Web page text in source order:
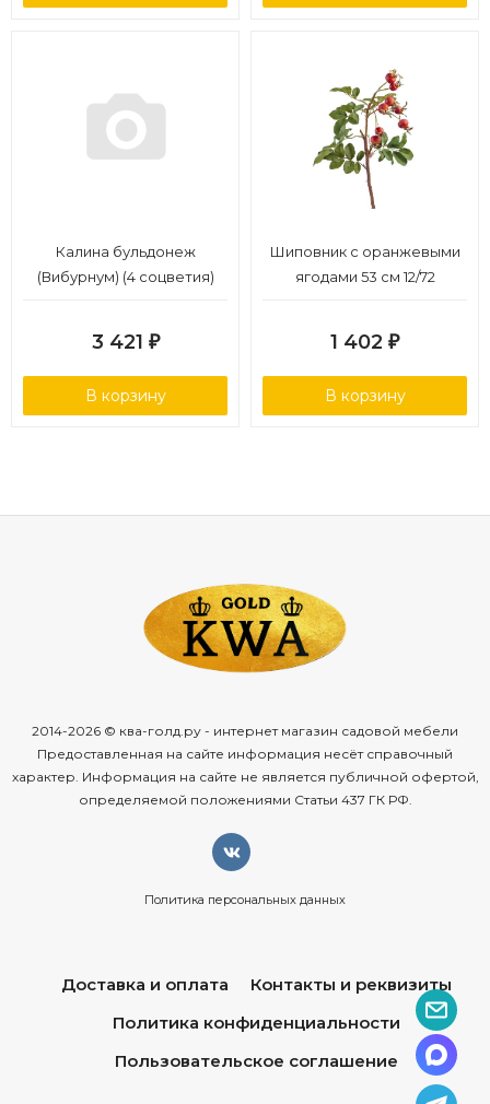
Калина бульдонеж
(Вибурнум) (4 соцветия)
3 421 ₽
В корзину
Шиповник с оранжевыми
ягодами 53 см 12/72
1 402 ₽
В корзину
2014-2026 © ква-голд.ру - интернет магазин садовой мебели
Предоставленная на сайте информация несёт справочный
характер. Информация на сайте не является публичной офертой,
определяемой положениями Статьи 437 ГК РФ.
Политика персональных данных
Доставка и оплата
Контакты и реквизиты
Политика конфиденциальности
Пользовательское соглашение